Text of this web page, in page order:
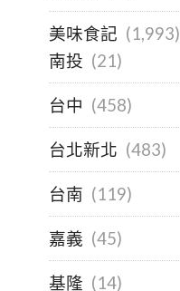
美味食記 (1,993)
南投 (21)
台中 (458)
台北新北 (483)
台南 (119)
嘉義 (45)
基隆 (14)